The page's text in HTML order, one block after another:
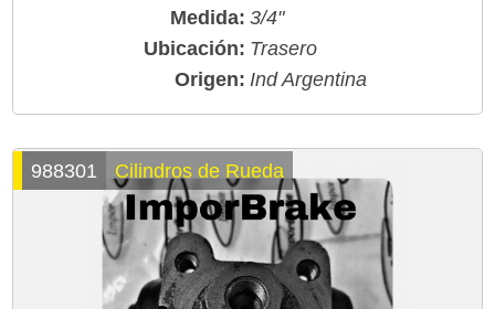
Medida: 3/4"
Ubicación: Trasero
Origen: Ind Argentina
988301 Cilindros de Rueda